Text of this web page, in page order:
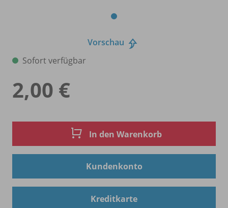
Vorschau
Sofort verfügbar
2,00 €
In den Warenkorb
Kundenkonto
Kreditkarte